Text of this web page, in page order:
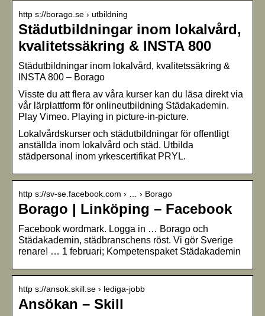
http s://borago.se › utbildning
Städutbildningar inom lokalvård,
kvalitetssäkring & INSTA 800
Städutbildningar inom lokalvård, kvalitetssäkring &
INSTA 800 – Borago
Visste du att flera av våra kurser kan du läsa direkt via
vår lärplattform för onlineutbildning Städakademin.
Play Vimeo. Playing in picture-in-picture.
Lokalvårdskurser och städutbildningar för offentligt
anställda inom lokalvård och städ. Utbilda
städpersonal inom yrkescertifikat PRYL.
http s://sv-se.facebook.com › … › Borago
Borago | Linköping – Facebook
Facebook wordmark. Logga in … Borago och
Städakademin, städbranschens röst. Vi gör Sverige
renare! … 1 februari; Kompetenspaket Städakademin
http s://ansok.skill.se › lediga-jobb
Ansökan – Skill